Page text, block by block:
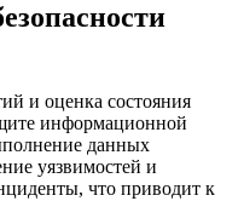
и оценка состояния
информационной
данных
уязвимостей и
что приводит к